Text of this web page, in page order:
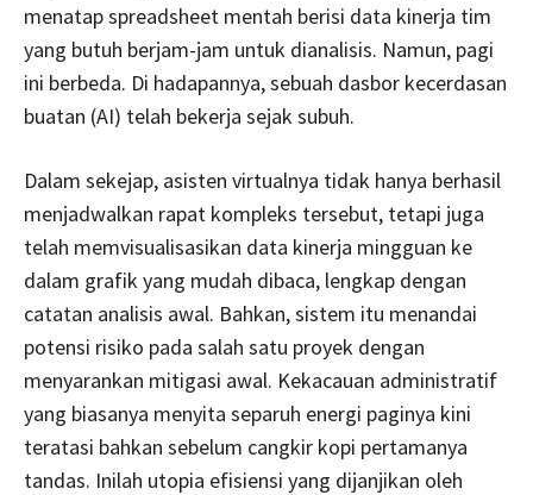
menatap spreadsheet mentah berisi data kinerja tim
yang butuh berjam-jam untuk dianalisis. Namun, pagi
ini berbeda. Di hadapannya, sebuah dasbor kecerdasan
buatan (AI) telah bekerja sejak subuh.
Dalam sekejap, asisten virtualnya tidak hanya berhasil
menjadwalkan rapat kompleks tersebut, tetapi juga
telah memvisualisasikan data kinerja mingguan ke
dalam grafik yang mudah dibaca, lengkap dengan
catatan analisis awal. Bahkan, sistem itu menandai
potensi risiko pada salah satu proyek dengan
menyarankan mitigasi awal. Kekacauan administratif
yang biasanya menyita separuh energi paginya kini
teratasi bahkan sebelum cangkir kopi pertamanya
tandas. Inilah utopia efisiensi yang dijanjikan oleh